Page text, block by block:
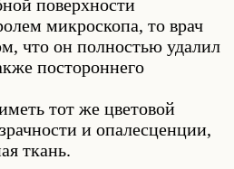
поверхности
микроскопа, то врач
что он полностью удалил
постороннего
тот же цветовой
и опалесценции,
ткань.